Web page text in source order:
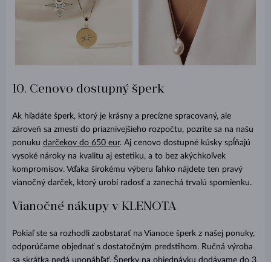
10. Cenovo dostupný šperk
Ak hľadáte šperk, ktorý je krásny a precízne spracovaný, ale
zároveň sa zmestí do priaznivejšieho rozpočtu, pozrite sa na našu
ponuku darčekov do 650 eur. Aj cenovo dostupné kúsky spĺňajú
vysoké nároky na kvalitu aj estetiku, a to bez akýchkoľvek
kompromisov. Vďaka širokému výberu ľahko nájdete ten pravý
vianočný darček, ktorý urobí radosť a zanechá trvalú spomienku.
Vianočné nákupy v KLENOTA
Pokiaľ ste sa rozhodli zaobstarať na Vianoce šperk z našej ponuky,
odporúčame objednať s dostatočným predstihom. Ručná výroba
sa skrátka nedá uponáhľať. Šperky na objednávku dodávame do 3